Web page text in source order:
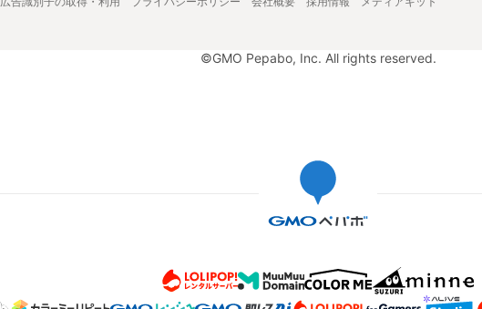
©GMO Pepabo, Inc. All rights reserved.